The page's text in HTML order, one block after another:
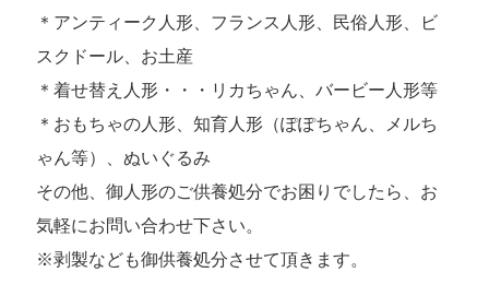
＊アンティーク人形、フランス人形、民俗人形、ビ
スクドール、お土産
＊着せ替え人形・・・リカちゃん、バービー人形等
＊おもちゃの人形、知育人形（ぽぽちゃん、メルち
ゃん等）、ぬいぐるみ
その他、御人形のご供養処分でお困りでしたら、お
気軽にお問い合わせ下さい。
※剥製なども御供養処分させて頂きます。